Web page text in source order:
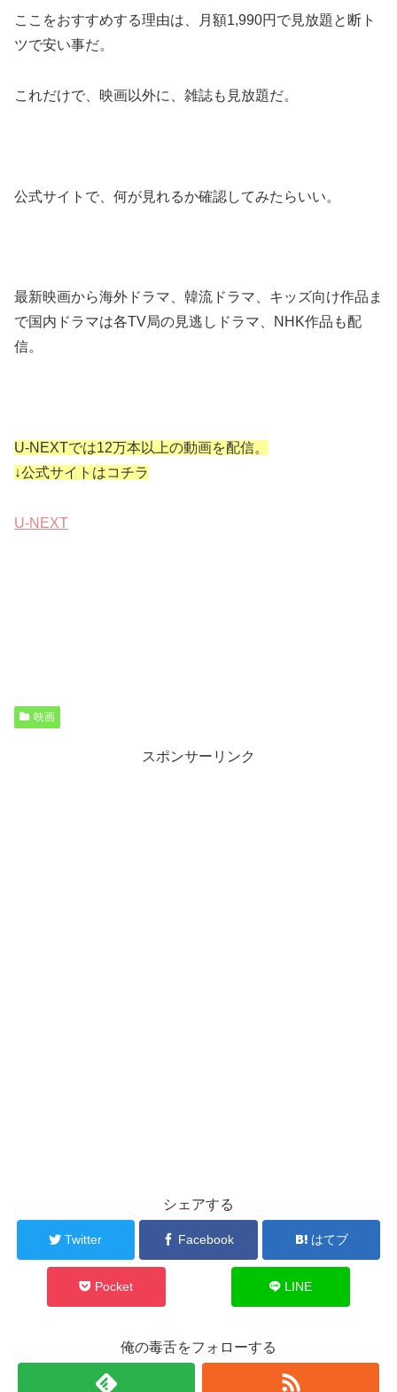
ここをおすすめする理由は、月額1,990円で見放題と断ト
ツで安い事だ。
これだけで、映画以外に、雑誌も見放題だ。
公式サイトで、何が見れるか確認してみたらいい。
最新映画から海外ドラマ、韓流ドラマ、キッズ向け作品ま
で国内ドラマは各TV局の見逃しドラマ、NHK作品も配
信。
U-NEXTでは12万本以上の動画を配信。
↓公式サイトはコチラ
U-NEXT
映画
スポンサーリンク
シェアする
Twitter Facebook はてブ
Pocket LINE
俺の毒舌をフォローする